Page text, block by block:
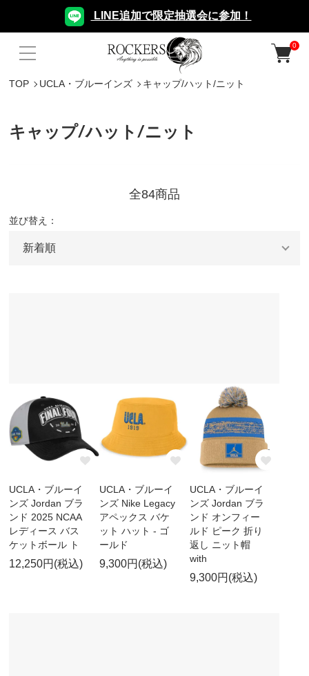
LINE追加で限定抽選会に参加！
0
TOP UCLA・ブルーインズ キャップ/ハット/ニット
キャップ/ハット/ニット
全84商品
並び替え：
UCLA・ブルーイ
ンズ Jordan ブラ
ンド 2025 NCAA
レディース バス
ケットボール ト
12,250円(税込)
UCLA・ブルーイ
ンズ Nike Legacy
アペックス バケ
ット ハット - ゴ
ールド
9,300円(税込)
UCLA・ブルーイ
ンズ Jordan ブラ
ンド オンフィー
ルド ピーク 折り
返し ニット帽
with
9,300円(税込)